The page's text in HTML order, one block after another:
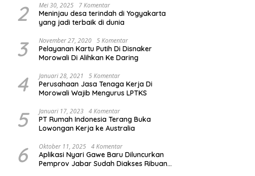
2 Mei 30, 2025 7 Komentar
Meninjau desa terindah di Yogyakarta
yang jadi terbaik di dunia
3 November 27, 2020 5 Komentar
Pelayanan Kartu Putih Di Disnaker
Morowali Di Alihkan Ke Daring
4 Januari 28, 2021 5 Komentar
Perusahaan Jasa Tenaga Kerja Di
Morowali Wajib Mengurus LPTKS
5 Januari 17, 2023 4 Komentar
PT Rumah Indonesia Terang Buka
Lowongan Kerja ke Australia
6 Oktober 11, 2025 4 Komentar
Aplikasi Nyari Gawe Baru Diluncurkan
Pemprov Jabar Sudah Diakses Ribuan